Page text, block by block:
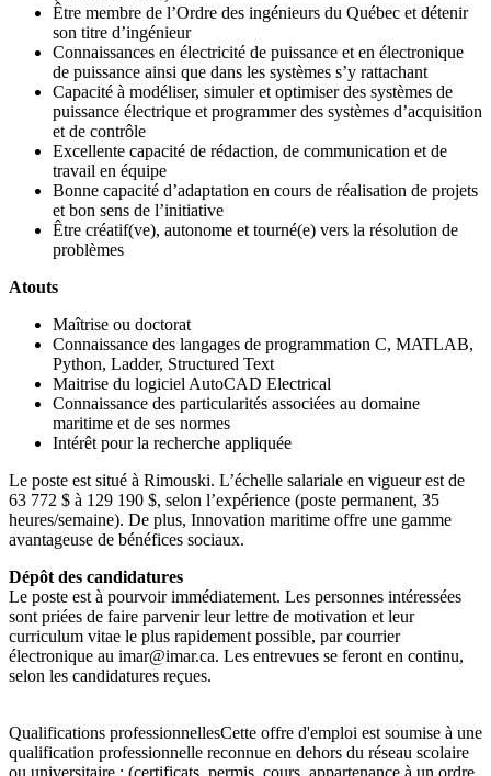
Être membre de l’Ordre des ingénieurs du Québec et détenir
son titre d’ingénieur
Connaissances en électricité de puissance et en électronique
de puissance ainsi que dans les systèmes s’y rattachant
Capacité à modéliser, simuler et optimiser des systèmes de
puissance électrique et programmer des systèmes d’acquisition
et de contrôle
Excellente capacité de rédaction, de communication et de
travail en équipe
Bonne capacité d’adaptation en cours de réalisation de projets
et bon sens de l’initiative
Être créatif(ve), autonome et tourné(e) vers la résolution de
problèmes
Atouts
Maîtrise ou doctorat
Connaissance des langages de programmation C, MATLAB,
Python, Ladder, Structured Text
Maitrise du logiciel AutoCAD Electrical
Connaissance des particularités associées au domaine
maritime et de ses normes
Intérêt pour la recherche appliquée
Le poste est situé à Rimouski. L’échelle salariale en vigueur est de
63 772 $ à 129 190 $, selon l’expérience (poste permanent, 35
heures/semaine). De plus, Innovation maritime offre une gamme
avantageuse de bénéfices sociaux.
Dépôt des candidatures
Le poste est à pourvoir immédiatement. Les personnes intéressées
sont priées de faire parvenir leur lettre de motivation et leur
curriculum vitae le plus rapidement possible, par courrier
électronique au imar@imar.ca. Les entrevues se feront en continu,
selon les candidatures reçues.
Qualifications professionnellesCette offre d'emploi est soumise à une
qualification professionnelle reconnue en dehors du réseau scolaire
ou universitaire : (certificats, permis, cours, appartenance à un ordre